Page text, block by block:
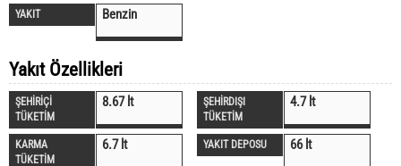
YAKIT Benzin
Yakıt Özellikleri
ŞEHİRİÇİ
TÜKETİM
8.67 lt
ŞEHİRDIŞI
TÜKETİM
4.7 lt
KARMA
TÜKETİM
6.7 lt YAKIT DEPOSU 66 lt